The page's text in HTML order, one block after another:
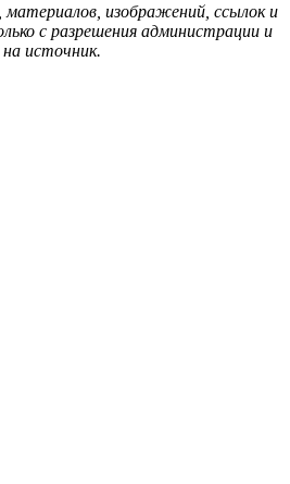
материалов, изображений, ссылок и
с разрешения администрации и
на источник.